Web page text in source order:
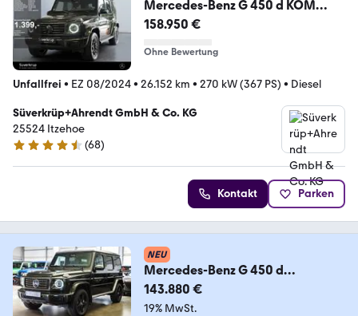
Mercedes-Benz G 450 d KOM
NIGHT 360 AHK DISTR KAMERA
158.950 €
Ohne Bewertung
Unfallfrei • EZ 08/2024• 26.152 km • 270 kW (367 PS) • Diesel
Süverkrüp+Ahrendt GmbH & Co. KG
25524 Itzehoe
4.4 Sterne
(68)
Kontakt Parken
NEU
Mercedes-Benz G 450 d
Professional / Rear DVD/Superior
Leather
143.880 €
19% MwSt.